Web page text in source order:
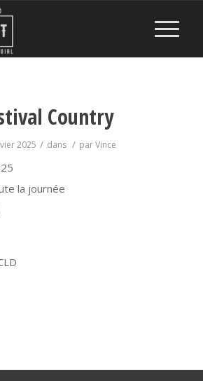
Country
2025 / dans / parVince
la journée